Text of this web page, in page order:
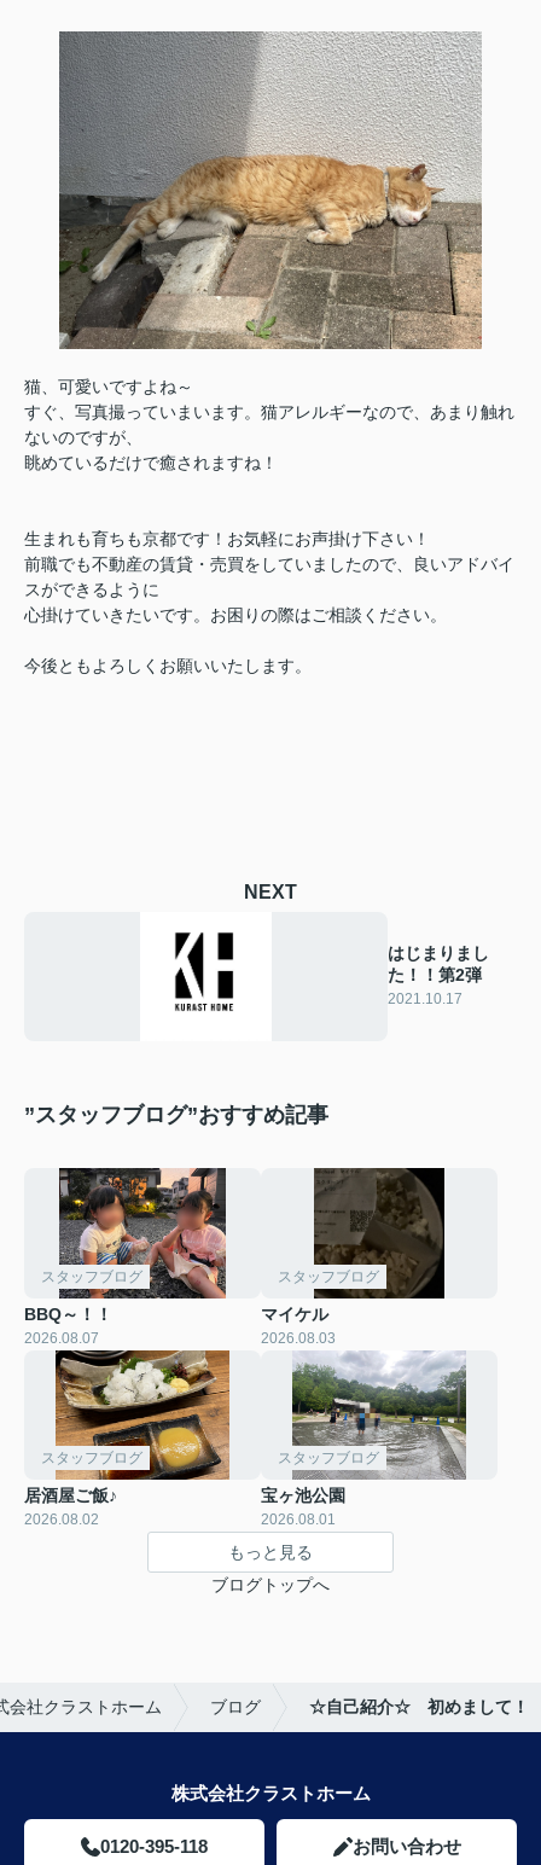
猫、可愛いですよね～
すぐ、写真撮っていまいます。猫アレルギーなので、あまり触れ
ないのですが、
眺めているだけで癒されますね！
生まれも育ちも京都です！お気軽にお声掛け下さい！
前職でも不動産の賃貸・売買をしていましたので、良いアドバイ
スができるように
心掛けていきたいです。お困りの際はご相談ください。
今後ともよろしくお願いいたします。
NEXT
はじまりまし
た！！第2弾
2021.10.17
”スタッフブログ”おすすめ記事
スタッフブログ
BBQ～！！
2026.08.07
スタッフブログ
マイケル
2026.08.03
スタッフブログ
居酒屋ご飯♪
2026.08.02
スタッフブログ
宝ヶ池公園
2026.08.01
もっと見る
ブログトップへ
会社クラストホーム ブログ ☆自己紹介☆ 初めまして！
株式会社クラストホーム
0120-395-118 お問い合わせ